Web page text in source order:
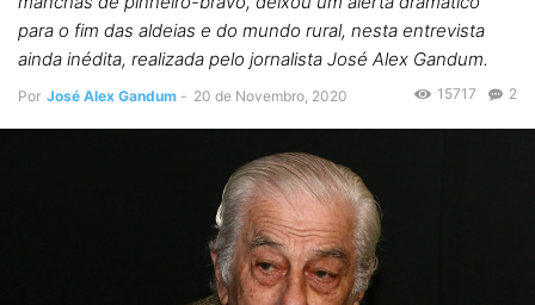
para o fim das aldeias e do mundo rural, nesta entrevista
ainda inédita, realizada pelo jornalista José Alex Gandum.
Por José Alex Gandum - 20 de Novembro, 2020 2
15717